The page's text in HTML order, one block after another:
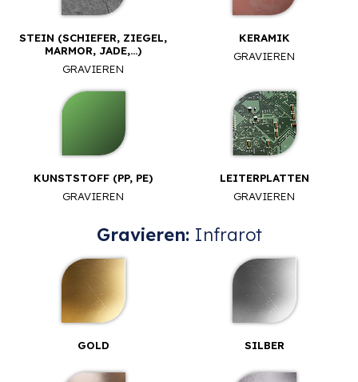
STEIN (SCHIEFER, ZIEGEL,
MARMOR, JADE,...)
GRAVIEREN
KERAMIK
GRAVIEREN
KUNSTSTOFF (PP, PE)
GRAVIEREN
LEITERPLATTEN
GRAVIEREN
Gravieren: Infrarot
GOLD SILBER